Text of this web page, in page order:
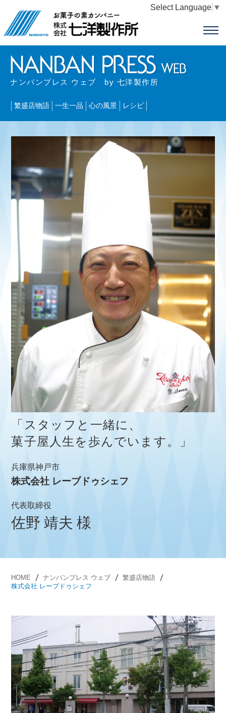
Select Language ▼
ナンバンプレス ウェブ by 七洋製作所
繁盛店物語 一生一品 心の風景 レシピ
「スタッフと一緒に、
菓子屋人生を歩んでいます。」
兵庫県神戸市
株式会社 レーブドゥシェフ
代表取締役
佐野 靖夫 様
HOME ナンバンプレス ウェブ
繁盛店物語
株式会社 レーブドゥシェフ